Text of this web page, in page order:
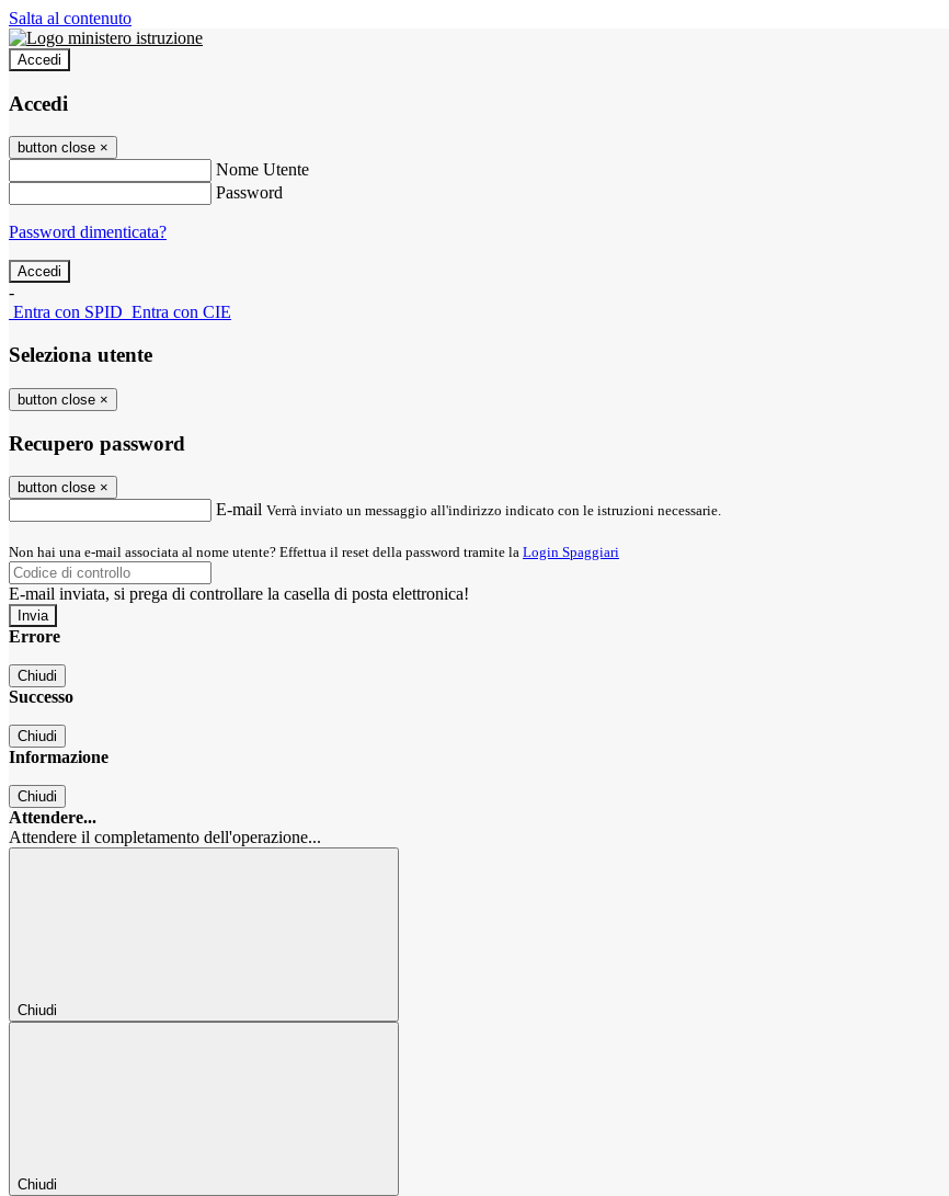
Salta al contenuto
Accedi
Accedi
button close ×
Nome Utente
Password
Password dimenticata?
-
Entra con SPID Entra con CIE
Seleziona utente
button close ×
Recupero password
button close ×
E-mail Verrà inviato un messaggio all'indirizzo indicato con le istruzioni necessarie.
Non hai una e-mail associata al nome utente? Effettua il reset della password tramite la Login Spaggiari
E-mail inviata, si prega di controllare la casella di posta elettronica!
Errore
Chiudi
Successo
Chiudi
Informazione
Chiudi
Attendere...
Attendere il completamento dell'operazione...
Chiudi
Chiudi